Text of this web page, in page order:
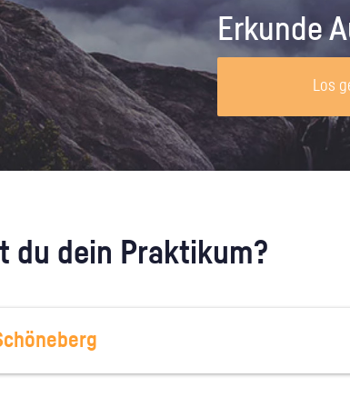
Unternehmen lohnt, wie man sich
vorbereitet und wie ein Vorab-Anruf
abläuft.
Erkunde
Los
du dein Praktikum?